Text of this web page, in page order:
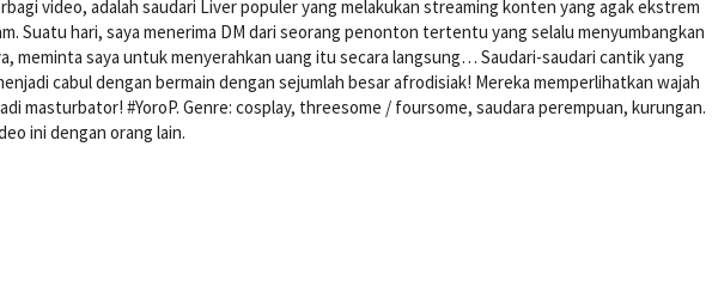
video, adalah saudari Liver populer yang melakukan streaming konten yang agak ekstrem
Suatu hari, saya menerima DM dari seorang penonton tertentu yang selalu menyumbangkan
meminta saya untuk menyerahkan uang itu secara langsung… Saudari-saudari cantik yang
cabul dengan bermain dengan sejumlah besar afrodisiak! Mereka memperlihatkan wajah
masturbator! #YoroP. Genre: cosplay, threesome / foursome, saudara perempuan, kurungan.
ini dengan orang lain.